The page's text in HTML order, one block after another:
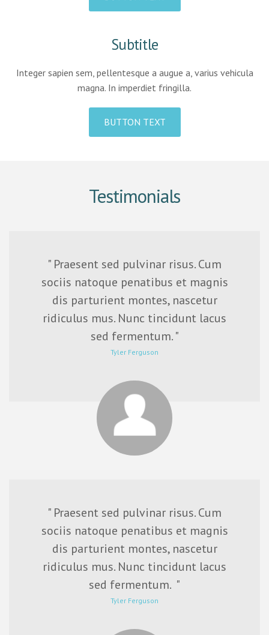
Subtitle
Integer sapien sem, pellentesque a augue a, varius vehicula
magna. In imperdiet fringilla.
BUTTON TEXT
Testimonials
" Praesent sed pulvinar risus. Cum
sociis natoque penatibus et magnis
dis parturient montes, nascetur
ridiculus mus. Nunc tincidunt lacus
sed fermentum. "
Tyler Ferguson
" Praesent sed pulvinar risus. Cum
sociis natoque penatibus et magnis
dis parturient montes, nascetur
ridiculus mus. Nunc tincidunt lacus
sed fermentum. "
Tyler Ferguson